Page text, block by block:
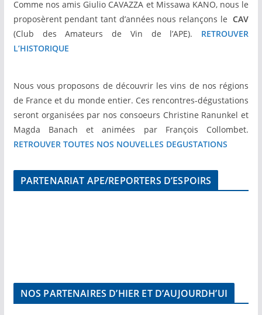
proposèrent pendant tant d’années nous relançons le
(Club des Amateurs de Vin de l’APE).RETROUVER
de France et du monde entier. Ces rencontres-dégustations
seront organisées par nos consoeurs Christine Ranunkel et
Magda Banach et animées par François Collombet.
RETROUVER TOUTES NOS NOUVELLES DEGUSTATIONS
PARTENARIAT APE/REPORTERS D’ESPOIRS
NOS PARTENAIRES D’HIER ET D’AUJOURDH’UI